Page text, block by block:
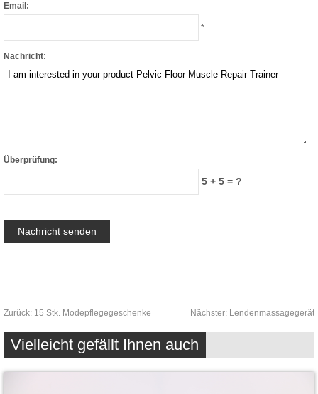
Email:
*
Nachricht:
Überprüfung:
5 + 5 = ?
Zurück: 15 Stk. Modepflegegeschenke Nächster: Lendenmassagegerät
Vielleicht gefällt Ihnen auch